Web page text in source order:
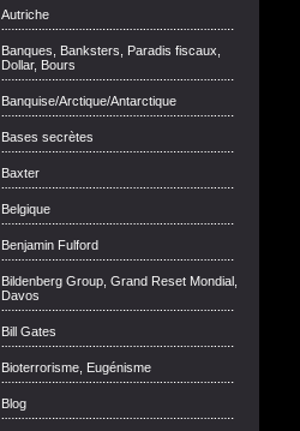
Autriche
Banques, Banksters, Paradis fiscaux,
Dollar, Bours
Banquise/Arctique/Antarctique
Bases secrètes
Baxter
Belgique
Benjamin Fulford
Bildenberg Group, Grand Reset Mondial,
Davos
Bill Gates
Bioterrorisme, Eugénisme
Blog